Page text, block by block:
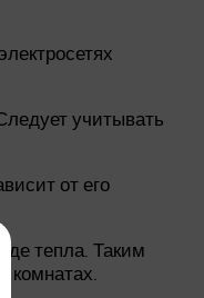
учитывать
от его
тепла. Таким
комнатах.